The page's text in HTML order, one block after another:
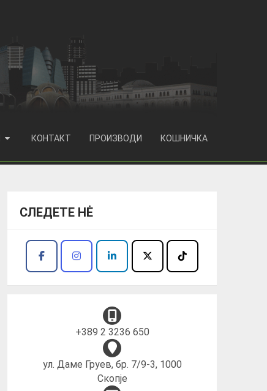
КОНТАКТ ПРОИЗВОДИ КОШНИЧКА
СЛЕДЕТЕ НĖ
+389 2 3236 650
ул. Даме Груев, бр. 7/9-3, 1000
Скопје